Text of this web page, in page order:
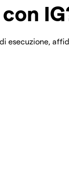
esecuzione,